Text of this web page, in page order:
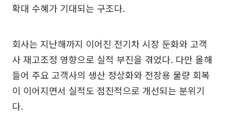
확대 수혜가 기대되는 구조다.
회사는 지난해까지 이어진 전기차 시장 둔화와 고객
사 재고조정 영향으로 실적 부진을 겪었다. 다만 올해
들어 주요 고객사의 생산 정상화와 전장용 물량 회복
이 이어지면서 실적도 점진적으로 개선되는 분위기
다.